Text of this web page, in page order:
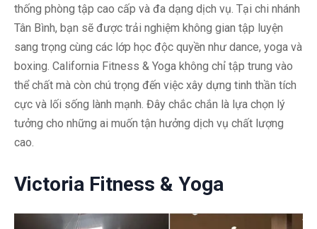
thống phòng tập cao cấp và đa dạng dịch vụ. Tại chi nhánh
Tân Bình, bạn sẽ được trải nghiệm không gian tập luyện
sang trọng cùng các lớp học độc quyền như dance, yoga và
boxing. California Fitness & Yoga không chỉ tập trung vào
thể chất mà còn chú trọng đến việc xây dựng tinh thần tích
cực và lối sống lành mạnh. Đây chắc chắn là lựa chọn lý
tưởng cho những ai muốn tận hưởng dịch vụ chất lượng
cao.
Victoria Fitness & Yoga